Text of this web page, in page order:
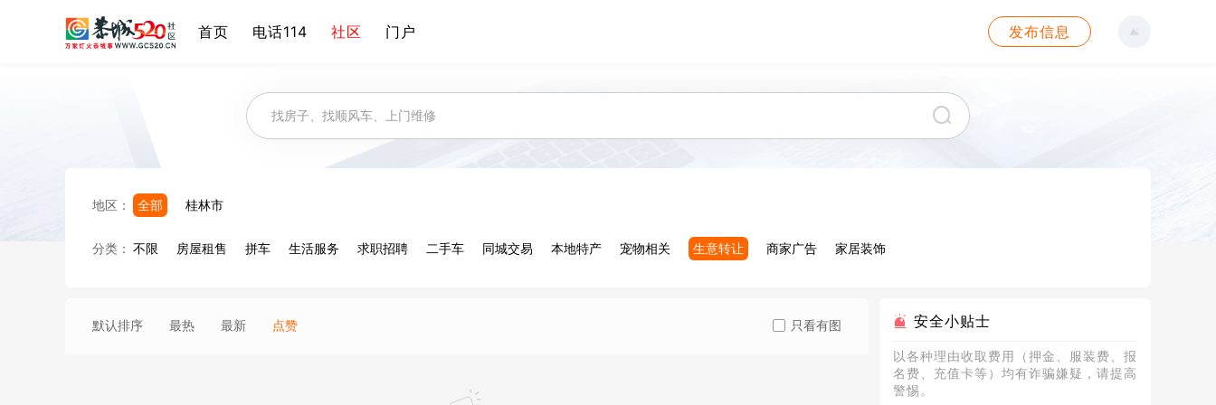
首页 电话114 社区 门户 发布信息
地区： 全部 桂林市
分类： 不限 房屋租售 拼车 生活服务 求职招聘 二手车 同城交易 本地特产 宠物相关 生意转让 商家广告 家居装饰
默认排序 最热 最新 点赞 只看有图 安全小贴士
以各种理由收取费用（押金、服装费、报
名费、充值卡等）均有诈骗嫌疑，请提高
警惕。